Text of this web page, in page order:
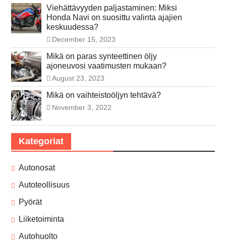
Viehättävyyden paljastaminen: Miksi
Honda Navi on suosittu valinta ajajien
keskuudessa?
December 15, 2023
Mikä on paras synteettinen öljy
ajoneuvosi vaatimusten mukaan?
August 23, 2023
Mikä on vaihteistoöljyn tehtävä?
November 3, 2022
Kategoriat
Autonosat
Autoteollisuus
Pyörät
Liiketoiminta
Autohuolto